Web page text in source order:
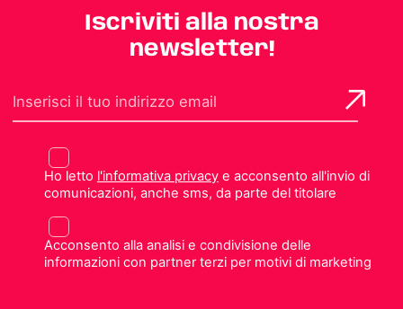
Iscriviti alla nostra
newsletter!
Ho letto l'informativa privacye acconsento all'invio di
comunicazioni, anche sms, da parte del titolare
Acconsento alla analisi e condivisione delle
informazioni con partner terzi per motivi di marketing